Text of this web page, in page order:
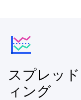
スプレッ
ィング